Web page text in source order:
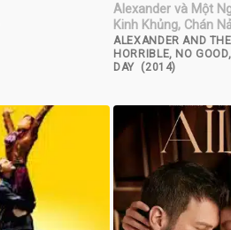
Alexander và Một
Kinh Khủng, Chán
ALEXANDER AND
HORRIBLE, NO
DAY (2014)